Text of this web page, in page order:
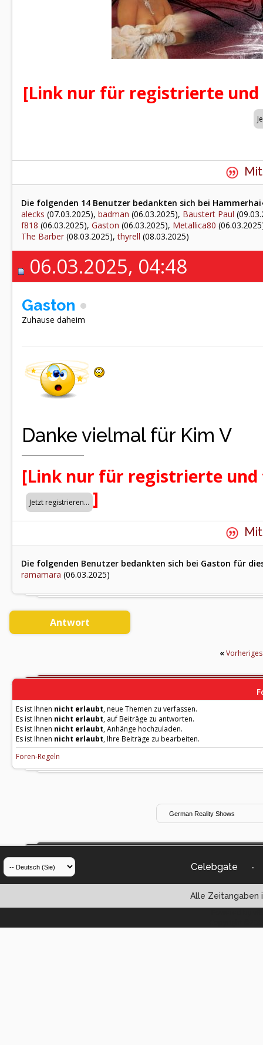
[Link nur für registrierte
Die folgenden 14 Benutzer bedankten sich bei
alecks (07.03.2025), badman (06.03.2025), Baustert Paul
f818 (06.03.2025), Gaston (06.03.2025), Metallica80
The Barber (08.03.2025),thyrell (08.03.2025)
06.03.2025, 04:48
Gaston
Zuhause daheim
Danke vielmal für Kim V
[Link nur für registrierte
]
Die folgenden Benutzer bedankten sich bei Gaston für
ramamara (06.03.2025)
Antwort
«
Es ist Ihnen nicht erlaubt, neue Themen zu verfassen.
Es ist Ihnen nicht erlaubt, auf Beiträge zu antworten.
Es ist Ihnen nicht erlaubt, Anhänge hochzuladen.
Es ist Ihnen nicht erlaubt, Ihre Beiträge zu bearbeiten.
Foren-Regeln
Celebgate -
Alle Zeitangaben